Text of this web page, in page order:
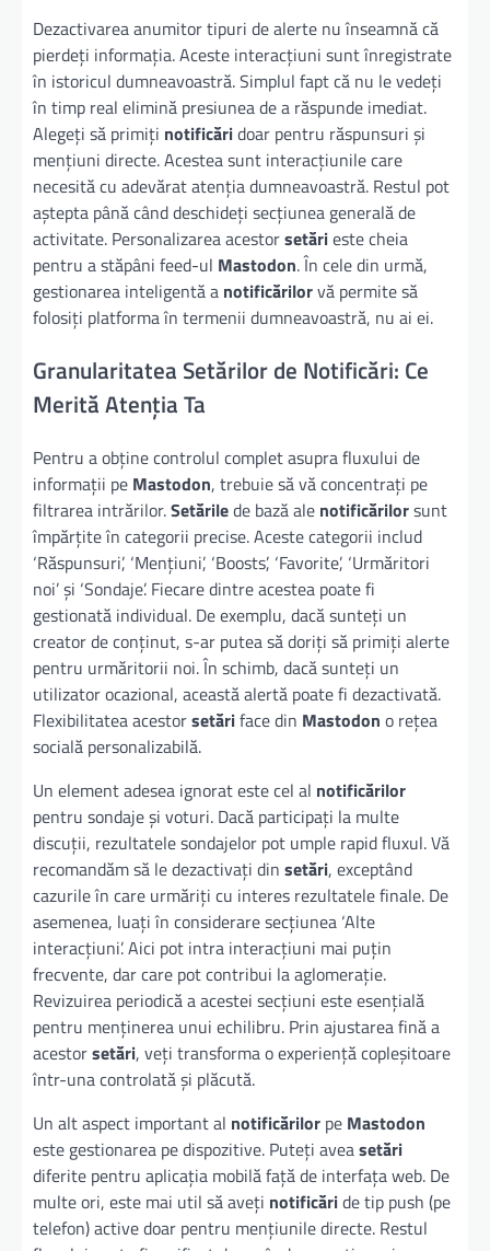
Dezactivarea anumitor tipuri de alerte nu înseamnă că
pierdeți informația. Aceste interacțiuni sunt înregistrate
în istoricul dumneavoastră. Simplul fapt că nu le vedeți
în timp real elimină presiunea de a răspunde imediat.
Alegeți să primiți notificăridoar pentru răspunsuri și
mențiuni directe. Acestea sunt interacțiunile care
necesită cu adevărat atenția dumneavoastră. Restul pot
aștepta până când deschideți secțiunea generală de
activitate. Personalizarea acestorsetărieste cheia
pentru a stăpâni feed-ul Mastodon. În cele din urmă,
gestionarea inteligentă a notificărilorvă permite să
folosiți platforma în termenii dumneavoastră, nu ai ei.
Granularitatea Setărilor de Notificări: Ce
Merită Atenția Ta
Pentru a obține controlul complet asupra fluxului de
informații pe Mastodon, trebuie să vă concentrați pe
filtrarea intrărilor.Setărilede bază ale notificărilorsunt
împărțite în categorii precise. Aceste categorii includ
‘Răspunsuri’, ‘Mențiuni’, ‘Boosts’, ‘Favorite’, ‘Urmăritori
noi’ și ‘Sondaje’. Fiecare dintre acestea poate fi
gestionată individual. De exemplu, dacă sunteți un
creator de conținut, s-ar putea să doriți să primiți alerte
pentru urmăritorii noi. În schimb, dacă sunteți un
utilizator ocazional, această alertă poate fi dezactivată.
Flexibilitatea acestorsetăriface din Mastodon o rețea
socială personalizabilă.
Un element adesea ignorat este cel al notificărilor
pentru sondaje și voturi. Dacă participați la multe
discuții, rezultatele sondajelor pot umple rapid fluxul. Vă
recomandăm să le dezactivați din setări, exceptând
cazurile în care urmăriți cu interes rezultatele finale. De
asemenea, luați în considerare secțiunea ‘Alte
interacțiuni’. Aici pot intra interacțiuni mai puțin
frecvente, dar care pot contribui la aglomerație.
Revizuirea periodică a acestei secțiuni este esențială
pentru menținerea unui echilibru. Prin ajustarea fină a
acestorsetări, veți transforma o experiență copleșitoare
într-una controlată și plăcută.
Un alt aspect important al notificărilor pe Mastodon
este gestionarea pe dispozitive. Puteți aveasetări
diferite pentru aplicația mobilă față de interfața web. De
multe ori, este mai util să aveți notificăride tip push (pe
telefon) active doar pentru mențiunile directe. Restul